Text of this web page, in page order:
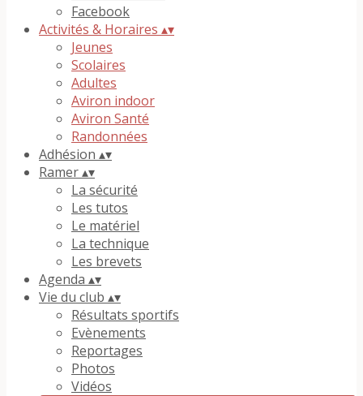
Facebook
Activités & Horaires ▴▾
Jeunes
Scolaires
Adultes
Aviron indoor
Aviron Santé
Randonnées
Adhésion ▴▾
Ramer▴▾
La sécurité
Les tutos
Le matériel
La technique
Les brevets
Agenda ▴▾
Vie du club ▴▾
Résultats sportifs
Evènements
Reportages
Photos
Vidéos